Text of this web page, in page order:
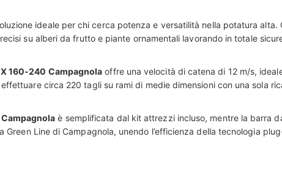
ideale per chi cerca potenza e versatilità nella potatura
su alberi da frutto e piante ornamentali lavorando in totale
160-240 Campagnola offre una velocità di catena di 12 m/s,
circa 220 tagli su rami di medie dimensioni con una sola
è semplificata dal kit attrezzi incluso, mentre la barra
Line di Campagnola, unendo l’efficienza della tecnologia